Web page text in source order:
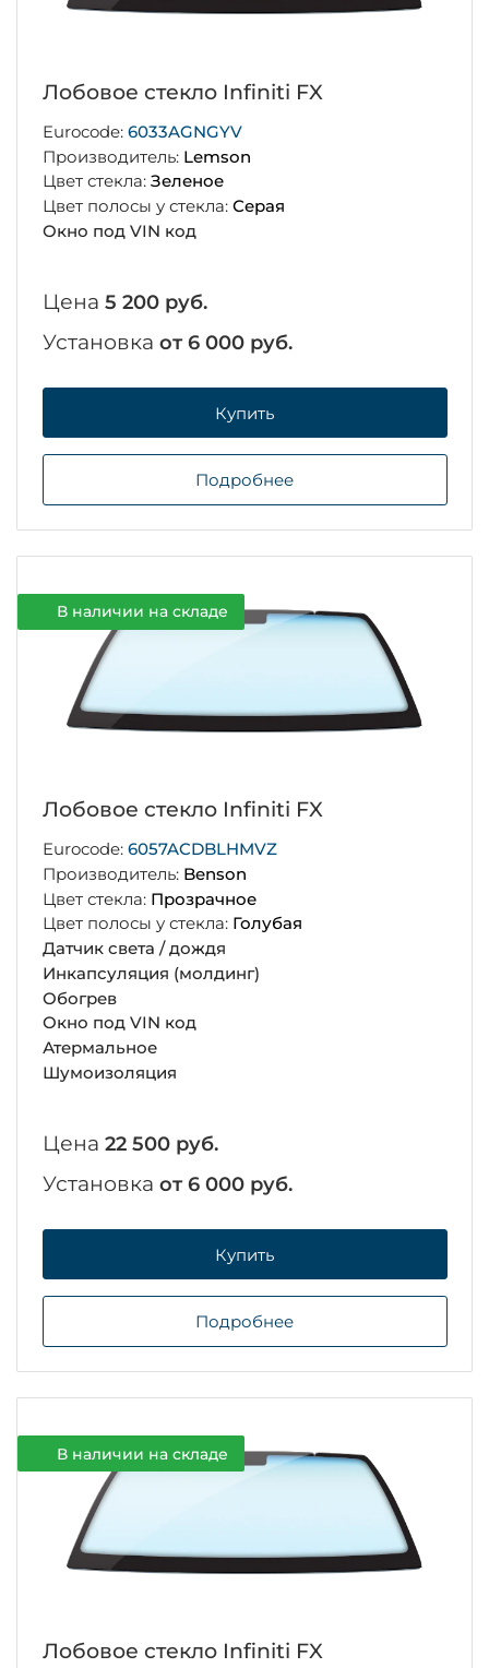
Лобовое стекло Infiniti FX
Eurocode: 6033AGNGYV
Производитель: Lemson
Цвет стекла: Зеленое
Цвет полосы у стекла: Серая
Окно под VIN код
Цена 5 200 руб.
Установка от 6 000 руб.
Купить
Подробнее
В наличии на складе
Лобовое стекло Infiniti FX
Eurocode: 6057ACDBLHMVZ
Производитель: Benson
Цвет стекла: Прозрачное
Цвет полосы у стекла: Голубая
Датчик света / дождя
Инкапсуляция (молдинг)
Обогрев
Окно под VIN код
Атермальное
Шумоизоляция
Цена 22 500 руб.
Установка от 6 000 руб.
Купить
Подробнее
В наличии на складе
Лобовое стекло Infiniti FX